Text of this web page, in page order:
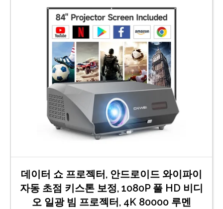
데이터 쇼 프로젝터, 안드로이드 와이파이
자동 초점 키스톤 보정, 1080P 풀 HD 비디
오 일광 빔 프로젝터, 4K 80000 루멘